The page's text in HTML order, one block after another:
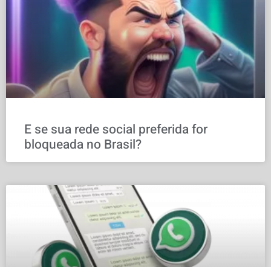
E se sua rede social preferida for
bloqueada no Brasil?